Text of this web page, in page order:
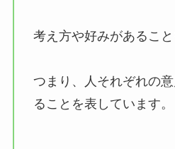
星火燎原（せいかり
風光明媚(ふうこう
考え方や好みがあること
つまり、人それぞれの
ることを表しています。